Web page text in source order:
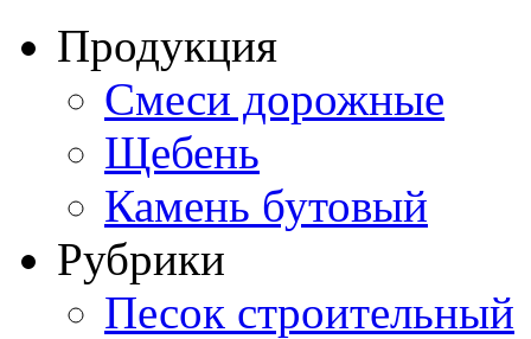
Продукция
Смеси дорожные
Щебень
Камень бутовый
Рубрики
Песок строительный